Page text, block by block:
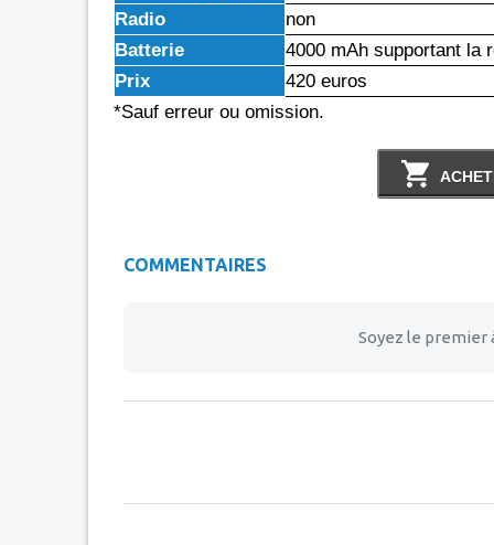
Radio
non
Batterie
4000 mAh supportant la
Prix
420 euros
*Sauf erreur ou omission.
COMMENTAIRES
Soyez le premier